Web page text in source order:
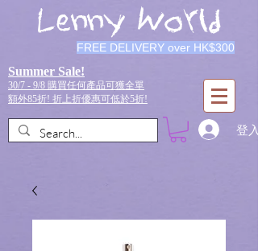
Lenny World
FREE DELIVERY over HK$300
Summer Sale!
30/7 - 9/8 購買任何產品可獲全單
額外85折! 折上折優惠可低於5折!
登入